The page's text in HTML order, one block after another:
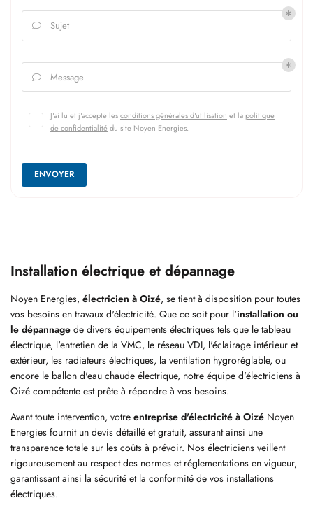
ACCUEIL
ET CLIMATISATION
RÉALISATIONS
AVIS
ACTUALITÉS
CONTACT
Restez
 Sujet
 Message
J'ai lu et j'accepte lesconditions générales d'utilisation et lapolitique
de confidentialité du site Noyen Energies.
ENVOYER
Installation électrique et dépannage
Noyen Energies, électricien à Oizé, se tient à disposition pour toutes
vos besoins en travaux d'électricité. Que ce soit pour l'installation ou
le dépannage de divers équipements électriques tels que le tableau
électrique, l'entretien de la VMC, le réseau VDI, l'éclairage intérieur et
extérieur, les radiateurs électriques, la ventilation hygroréglable, ou
encore le ballon d'eau chaude électrique, notre équipe d'électriciens à
Oizé compétente est prête à répondre à vos besoins.
Avant toute intervention, votre entreprise d'électricité à Oizé Noyen
Energies fournit un devis détaillé et gratuit, assurant ainsi une
transparence totale sur les coûts à prévoir. Nos électriciens veillent
rigoureusement au respect des normes et réglementations en vigueur,
garantissant ainsi la sécurité et la conformité de vos installations
électriques.